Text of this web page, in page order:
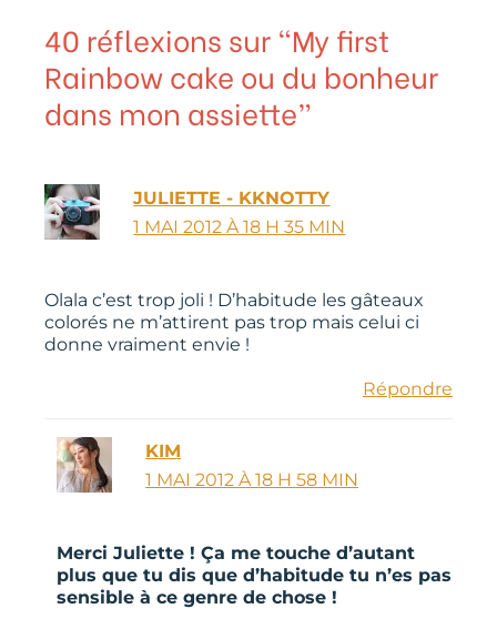
40 réflexions sur “My first
Rainbow cake ou du bonheur
dans mon assiette”
JULIETTE - KKNOTTY
1 MAI 2012 À 18 H 35 MIN
Olala c’est trop joli ! D’habitude les gâteaux
colorés ne m’attirent pas trop mais celui ci
donne vraiment envie !
Répondre
KIM
1 MAI 2012 À 18 H 58 MIN
Merci Juliette ! Ça me touche d’autant
plus que tu dis que d’habitude tu n’es pas
sensible à ce genre de chose !